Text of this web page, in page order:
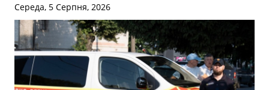
Середа, 5 Серпня, 2026